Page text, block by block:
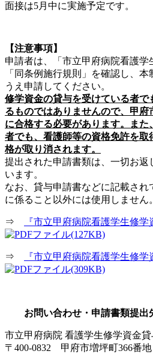
面接は5月中に実施予定です。
【注意事項】
申請者は、「市立甲府病院看護
「同条例施行規則」を確認し、
うえ申請してください。
修学資金の貸与を受けている者
るものではありませんので、甲府
に合格する必要があります。ま
者でも、看護師等の資格免許を
格が取り消されます。
提出された申請書類は、一切お
います。
なお、貸与申請書などに記載さ
に係ること以外には使用しません。
⇒
『市立甲府病院看護学生修学
(127KB)
⇒
『市立甲府病院看護学生修学
(309KB)
お問い合わせ・申請書類提出
市立甲府病院 看護学生修学資金貸
〒400-0832 甲府市増坪町366番地